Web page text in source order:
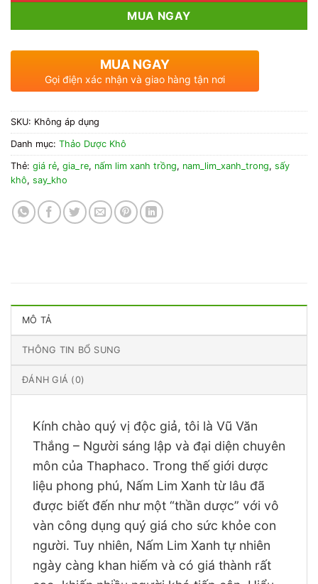
MUA NGAY
MUA NGAY
Gọi điện xác nhận và giao hàng tận nơi
SKU: Không áp dụng
Danh mục: Thảo Dược Khô
Thẻ: giá rẻ, gia_re, nấm lim xanh trồng, nam_lim_xanh_trong, sấy
khô, say_kho
MÔ TẢ
THÔNG TIN BỔ SUNG
ĐÁNH GIÁ (0)
Kính chào quý vị độc giả, tôi là Vũ Văn
Thắng – Người sáng lập và đại diện chuyên
môn của Thaphaco. Trong thế giới dược
liệu phong phú, Nấm Lim Xanh từ lâu đã
được biết đến như một “thần dược” với vô
vàn công dụng quý giá cho sức khỏe con
người. Tuy nhiên, Nấm Lim Xanh tự nhiên
ngày càng khan hiếm và có giá thành rất